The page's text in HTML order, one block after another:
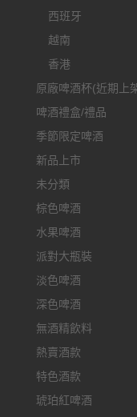
西班牙
越南
香港
原廠啤酒杯(近期上
啤酒禮盒/禮品
季節限定啤酒
新品上市
未分類
棕色啤酒
水果啤酒
派對大瓶裝
淡色啤酒
深色啤酒
無酒精飲料
熱賣酒款
特色酒款
琥珀紅啤酒